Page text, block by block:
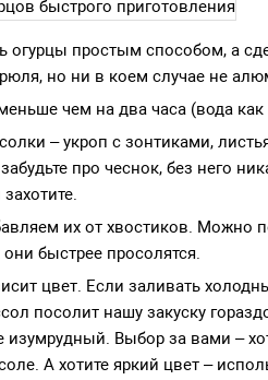
огурцы простым способом, а
но ни в коем случае не
чем на два часа (вода
– укроп с зонтиками,
про чеснок, без него
их от хвостиков. Можно
быстрее просолятся.
цвет. Если заливать
посолит нашу закуску
изумрудный. Выбор за вами –
А хотите яркий цвет –